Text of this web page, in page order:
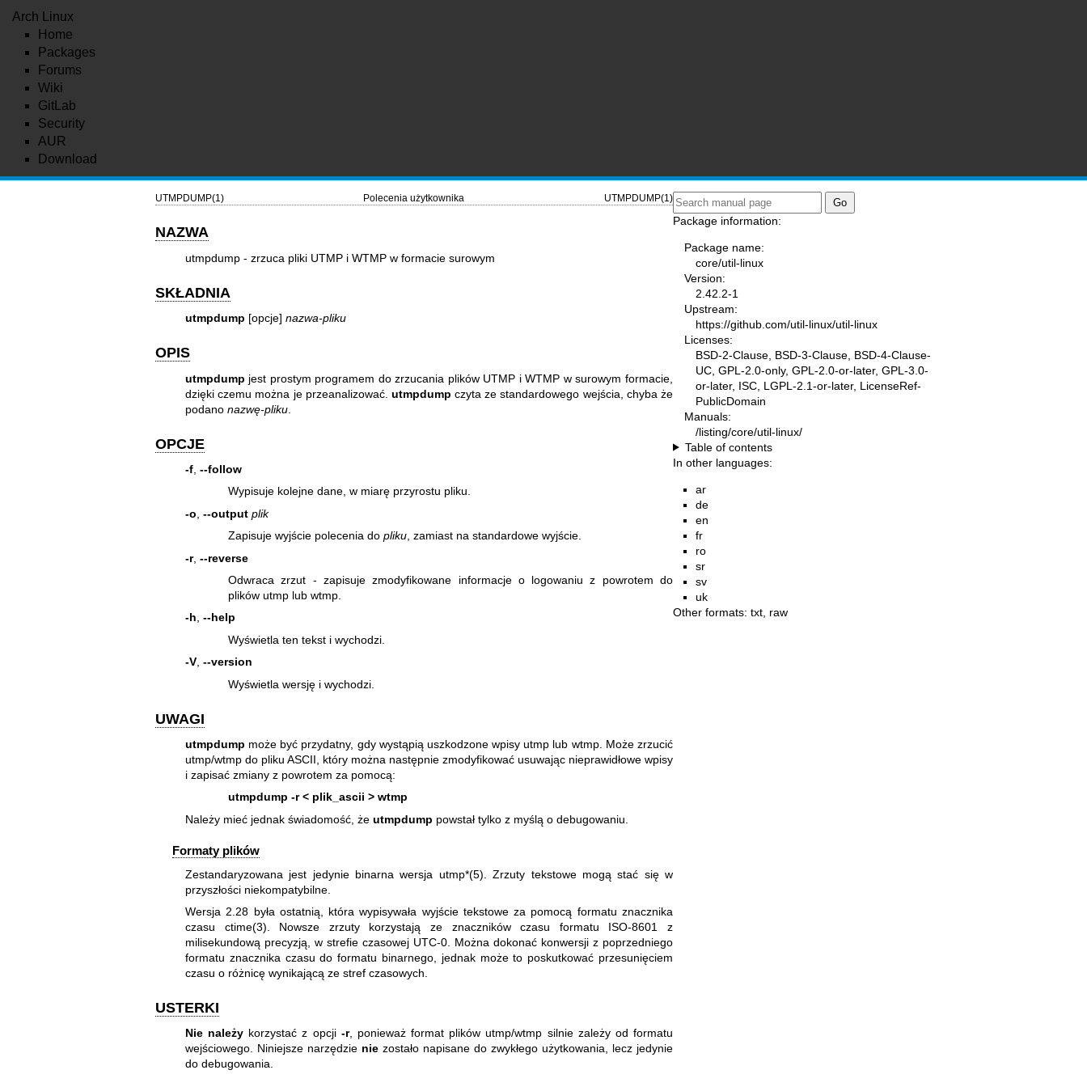
Arch Linux
Home
Packages
Forums
Wiki
GitLab
Security
AUR
Download
UTMPDUMP(1) Polecenia użytkownika UTMPDUMP(1)
NAZWA
utmpdump - zrzuca pliki UTMP i WTMP w formacie surowym
SKŁADNIA
utmpdump [opcje] nazwa-pliku
OPIS
utmpdump jest prostym programem do zrzucania plików UTMP i WTMP w surowym formacie,
dzięki czemu można je przeanalizować. utmpdump czyta ze standardowego wejścia, chyba że
podano nazwę-pliku.
OPCJE
-f, --follow
Wypisuje kolejne dane, w miarę przyrostu pliku.
-o --output plik
Zapisuje wyjście polecenia dopliku , zamiast na standardowe wyjście.
-r, --reverse
Odwraca zrzut - zapisuje zmodyfikowane informacje o logowaniu z powrotem do
plików utmp lub wtmp.
-h, --help
Wyświetla ten tekst i wychodzi.
-V, --version
Wyświetla wersję i wychodzi.
UWAGI
utmpdump może być przydatny, gdy wystąpią uszkodzone wpisy utmp lub wtmp. Może zrzucić
utmp/wtmp do pliku ASCII, który można następnie zmodyfikować usuwając nieprawidłowe wpisy
i zapisać zmiany z powrotem za pomocą:
utmpdump -r < plik_ascii > wtmp
Należy mieć jednak świadomość, że utmpdump powstał tylko z myślą o debugowaniu.
Formaty plików
Zestandaryzowana jest jedynie binarna wersja utmp*(5). Zrzuty tekstowe mogą stać się w
przyszłości niekompatybilne.
Wersja 2.28 była ostatnią, która wypisywała wyjście tekstowe za pomocą formatu znacznika
czasu ctime(3) . Nowsze zrzuty korzystają ze znaczników czasu formatu ISO-8601 z
milisekundową precyzją, w strefie czasowej UTC-0. Można dokonać konwersji z poprzedniego
formatu znacznika czasu do formatu binarnego, jednak może to poskutkować przesunięciem
czasu o różnicę wynikającą ze stref czasowych.
USTERKI
Nie należy korzystać z opcji -r, ponieważ format plików utmp/wtmp silnie zależy od formatu
wejściowego. Niniejsze narzędzie niezostało napisane do zwykłego użytkowania, lecz jedynie
do debugowania.
Package information:
Package name:
core/util-linux
Version:
2.42.2-1
Upstream:
https://github.com/util-linux/util-linux
Licenses:
BSD-2-Clause, BSD-3-Clause, BSD-4-Clause-
UC, GPL-2.0-only, GPL-2.0-or-later, GPL-3.0-
or-later, ISC, LGPL-2.1-or-later, LicenseRef-
PublicDomain
Manuals:
/listing/core/util-linux/
Table of contents
In other languages:
ar
de
en
fr
ro
sr
sv
uk
Other formats: txt raw